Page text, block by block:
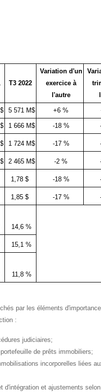
T3 2022
Variation d'un
exercice à
l'autre
5 571 M$ +6 %
1 666 M$ -18 %
1 724 M$ -17 %
2 465 M$ -2 %
1,78 $ -18 %
1,85 $ -17 %
14,6 %
15,1 %
11,8 %
par les éléments d'importance
:
judiciaires;
de prêts immobiliers;
incorporelles liées
d'intégration et ajustements